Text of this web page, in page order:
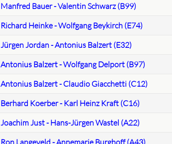
Manfred Bauer - Valentin Schwarz (B99)
Richard Heinke - Wolfgang Beykirch (E74)
Jürgen Jordan - Antonius Balzert (E32)
Antonius Balzert - Wolfgang Delport (B97)
Antonius Balzert - Claudio Giacchetti (C12)
Berhard Koerber - Karl Heinz Kraft (C16)
Joachim Just - Hans-Jürgen Wastel (A22)
Ron Langeveld - Annemarie Burghoff (A43)